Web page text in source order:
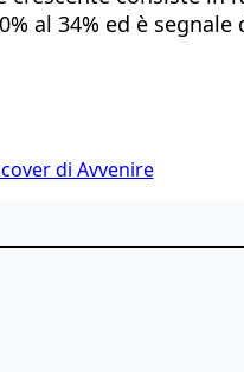
al 34% ed è
di Avvenire